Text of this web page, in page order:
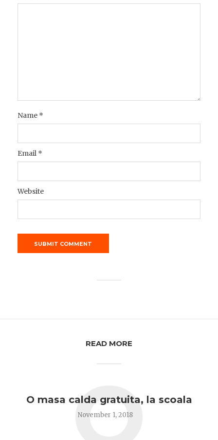
Name *
Email *
Website
READ MORE
O masa calda gratuita, la scoala
November 1, 2018
O